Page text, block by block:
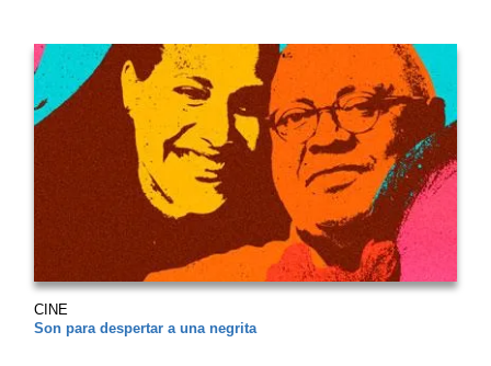
CINE
Son para despertar a una negrita